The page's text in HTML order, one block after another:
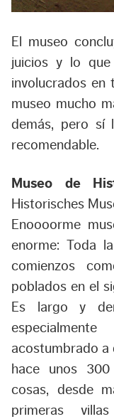
El museo
juicios y lo
involucrados en
museo mucho
demás, pero sí
recomendable.
Museo de
Historisches
Enoooorme
enorme: Toda
comienzos
poblados en el
Es largo y
acostumbrado a
hace unos
cosas, desde
primeras